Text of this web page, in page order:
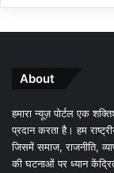
About
हमारा न्यूज़ पोर्टल एक
प्रदान करता है। हम
जिसमें समाज, राजनीति,
की घटनाओं पर ध्यान